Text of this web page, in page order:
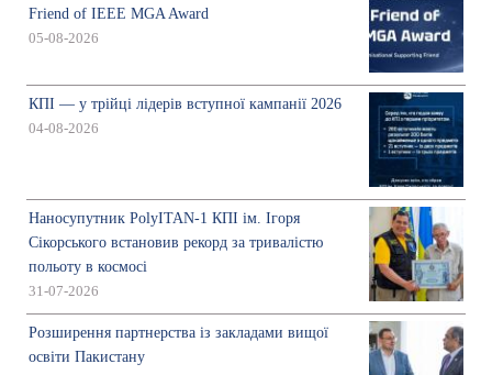
Friend of IEEE MGA Award
05-08-2026
КПІ — у трійці лідерів вступної кампанії 2026
04-08-2026
Наносупутник PolyITAN-1 КПІ ім. Ігоря
Сікорського встановив рекорд за тривалістю
польоту в космосі
31-07-2026
Розширення партнерства із закладами вищої
освіти Пакистану